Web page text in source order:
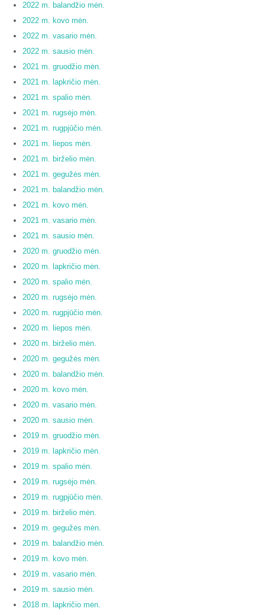
2022 m. balandžio mėn.
2022 m. kovo mėn.
2022 m. vasario mėn.
2022 m. sausio mėn.
2021 m. gruodžio mėn.
2021 m. lapkričio mėn.
2021 m. spalio mėn.
2021 m. rugsėjo mėn.
2021 m. rugpjūčio mėn.
2021 m. liepos mėn.
2021 m. birželio mėn.
2021 m. gegužės mėn.
2021 m. balandžio mėn.
2021 m. kovo mėn.
2021 m. vasario mėn.
2021 m. sausio mėn.
2020 m. gruodžio mėn.
2020 m. lapkričio mėn.
2020 m. spalio mėn.
2020 m. rugsėjo mėn.
2020 m. rugpjūčio mėn.
2020 m. liepos mėn.
2020 m. birželio mėn.
2020 m. gegužės mėn.
2020 m. balandžio mėn.
2020 m. kovo mėn.
2020 m. vasario mėn.
2020 m. sausio mėn.
2019 m. gruodžio mėn.
2019 m. lapkričio mėn.
2019 m. spalio mėn.
2019 m. rugsėjo mėn.
2019 m. rugpjūčio mėn.
2019 m. birželio mėn.
2019 m. gegužės mėn.
2019 m. balandžio mėn.
2019 m. kovo mėn.
2019 m. vasario mėn.
2019 m. sausio mėn.
2018 m. lapkričio mėn.